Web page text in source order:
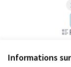
Informations